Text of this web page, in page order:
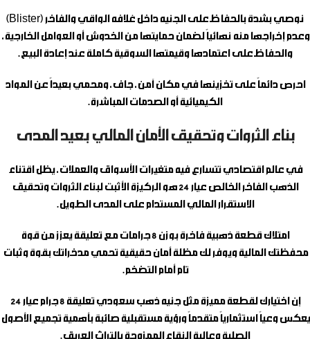
نوصي بشدة بالحفاظ على الجنيه داخل غلافه الواقي والفاخر (Blister)
وعدم إخراجها منه نهائياً لضمان حمايتها من الخدوش أو العوامل الخارجية،
والحفاظ على اعتمادها وقيمتها السوقية كاملة عند إعادة البيع.
احرص دائماً على تخزينها في مكان آمن، جاف، ومحمي بعيداً عن المواد
الكيميائية أو الصدمات المباشرة.
بناء الثروات وتحقيق الأمان المالي بعيد المدى
في عالم اقتصادي تتسارع فيه متغيرات الأسواق والعملات، يظل اقتناء
الذهب الفاخر الخالص عيار 24 هو الركيزة الأثبت لبناء الثروات وتحقيق
الاستقرار المالي المستدام على المدى الطويل.
امتلاك قطعة ذهبية فاخرة بوزن 8 جرامات مع تعليقة يعزز من قوة
محفظتك المالية ويوفر لك مظلة أمان حقيقية تحمي مدخراتك بقوة وثبات
تام أمام التضخم.
إن اختيارك لقطعة مميزة مثلجنيه ذهب سعودي تعليقة 8 جرام عيار 24
يعكس وعياً استثمارياً متقدماً ورؤية مستقبلية صائبة بأهمية تجميع الأصول
الصلبة وعالية النقاء الممزوجة بالتراث العريق.